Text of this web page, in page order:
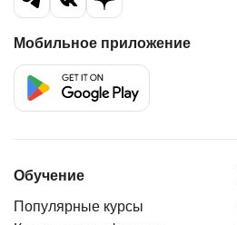
Мобильное приложение
Обучение
Популярные курсы